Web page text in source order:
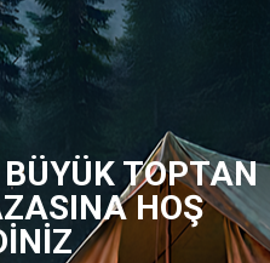
TOPTAN
HOŞ